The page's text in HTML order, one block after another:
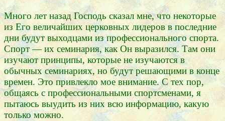
Много лет назад Господь сказал мне, что некоторые
из Его величайших церковных лидеров в последние
дни будут выходцами из профессионального спорта.
Спорт — их семинария, как Он выразился. Там они
изучают принципы, которые не изучаются в
обычных семинариях, но будут решающими в конце
времен. Это привлекло мое внимание. С тех пор,
общаясь с профессиональными спортсменами, я
пытаюсь выудить из них всю информацию, какую
только можно.